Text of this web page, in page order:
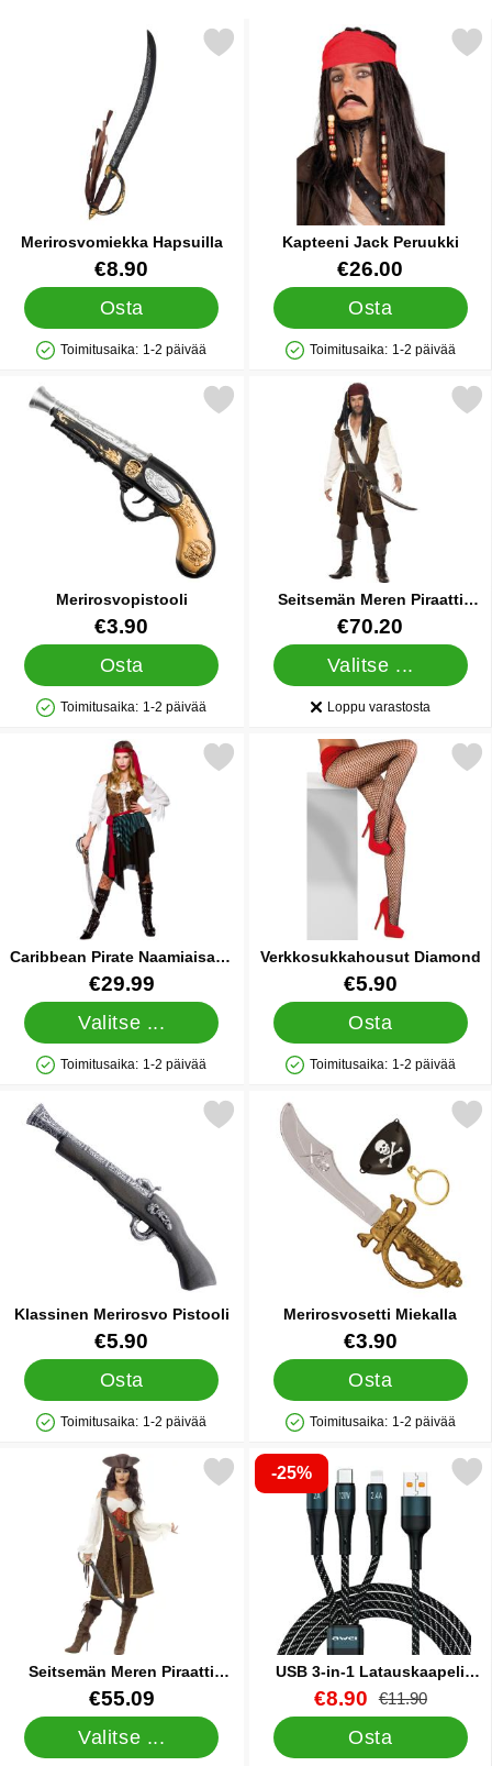
Merirosvomiekka Hapsuilla
Tuote.nro 22865
€8.90
Osta
Saatavuus: Varastossa
Toimitusaika: 1-2 päivää
Merkitse merirosvomiekka Hapsuilla suosikiksi
Kapteeni Jack Peruukki
Tuote.nro 15610
€26.00
Osta
Saatavuus: Varastossa
Toimitusaika: 1-2 päivää
Merkitse kapteeni Jack
Merirosvopistooli
Tuote.nro 15430
€3.90
Osta
Saatavuus: Varastossa
Toimitusaika: 1-2 päivää
Merkitse merirosvopistooli suosikiksi
Seitsemän Meren Piraatti
Naamiaisasu Large
Tuote.nro 6883€70.20
Valitse ...
Saatavuus:
Loppu varastosta
Merkitse seitsemän Meren Piraatti
Caribbean Pirate Naamiaisasu
Medium
Tuote.nro 17155
€29.99
Valitse ...
Saatavuus: Varastossa
Toimitusaika: 1-2 päivää
caribbean Pirate Naamiaisasu Medium suosikiksi
Verkkosukkahousut Diamond
Tuote.nro 19366
€5.90
Osta
Saatavuus: Varastossa
Toimitusaika: 1-2 päivää
Merkitse
Klassinen Merirosvo Pistooli
Tuote.nro 39368
€5.90
Osta
Saatavuus: Varastossa
Toimitusaika: 1-2 päivää
Merkitse klassinen Merirosvo Pistooli suosikiksi
Merirosvosetti Miekalla
Tuote.nro 24310
€3.90
Osta
Saatavuus: Varastossa
Toimitusaika: 1-2 päivää
Merkitse merirosvosetti
Seitsemän Meren Piraatti
Naisten Naamiaisasu
Tuote.nro 6887€55.09
Valitse ...
seitsemän Meren Piraatti Naisten Naamiaisasu suosikiksi
-25%
USB 3-in-1 Latauskaapeli
Lightning USB C ja Micro
Tuote.nro 40780
uusi hinta
€8.90 vanha hinta
€11.90
Osta
Merkitse uSB 3-in-1 Latauskaapeli